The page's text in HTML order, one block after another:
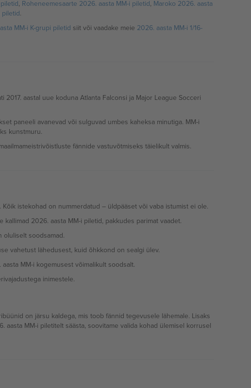
, Roheneemesaarte 2026. aasta MM-i piletid, Maroko 2026. aasta
piletid.
MM-i K-grupi piletid siit või vaadake meie 2026. aasta MM-i 1/16-
aastal uue koduna Atlanta Falconsi ja Major League Socceri
paneeli avanevad või sulguvad umbes kaheksa minutiga. MM-i
kunstmuru.
fännide vastuvõtmiseks täielikult valmis.
istekohad on nummerdatud – üldpääset või vaba istumist ei ole.
2026. aasta MM-i piletid, pakkudes parimat vaadet.
oluliselt soodsamad.
vahetust lähedusest, kuid õhkkond on sealgi ülev.
MM-i kogemusest võimalikult soodsalt.
inimestele.
on järsu kaldega, mis toob fännid tegevusele lähemale. Lisaks
MM-i piletitelt säästa, soovitame valida kohad ülemisel korrusel